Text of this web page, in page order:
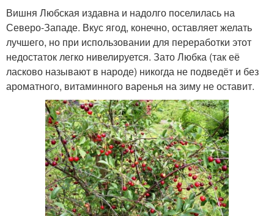
Вишня Любская издавна и надолго поселилась на
Северо-Западе. Вкус ягод, конечно, оставляет желать
лучшего, но при использовании для переработки этот
недостаток легко нивелируется. Зато Любка (так её
ласково называют в народе) никогда не подведёт и без
ароматного, витаминного варенья на зиму не оставит.